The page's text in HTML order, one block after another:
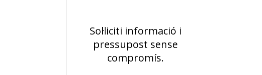
Sol·liciti informació i
pressupost sense
compromís.